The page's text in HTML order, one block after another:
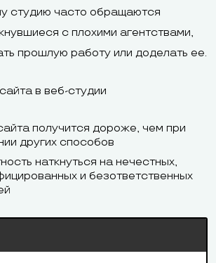
«Яндекс.Касса»,
Blogger, Google
Календарь,
SoundCloud,
«1C:
студию часто обращаются
с плохими агентствами,
прошлую работу или доделать ее.
в веб-студии
получится дороже, чем при
других способов
наткнуться на нечестных,
и безответственных